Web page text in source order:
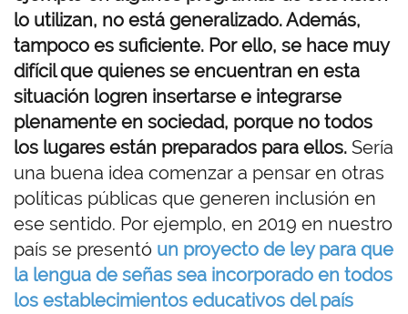
lo utilizan, no está generalizado. Además,
tampoco es suficiente. Por ello, se hace muy
difícil que quienes se encuentran en esta
situación logren insertarse e integrarse
plenamente en sociedad, porque no todos
los lugares están preparados para ellos. Sería
una buena idea comenzar a pensar en otras
políticas públicas que generen inclusión en
ese sentido. Por ejemplo, en 2019 en nuestro
país se presentó un proyecto de ley para que
la lengua de señas sea incorporado en todos
los establecimientos educativos del país